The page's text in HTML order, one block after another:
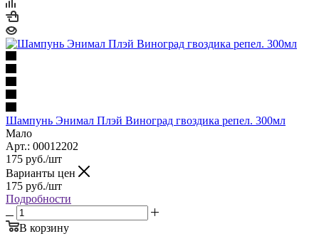
Шампунь Энимал Плэй Виноград гвоздика репел. 300мл
Мало
Арт.: 00012202
175 руб./шт
Варианты цен
175 руб./шт
Подробности
В корзину